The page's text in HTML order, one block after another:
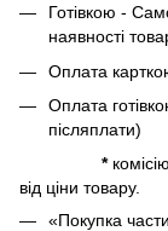
Готівкою -
наявності
Оплата
Оплата
післяплати)
*
від ціни товару.
«Покупка